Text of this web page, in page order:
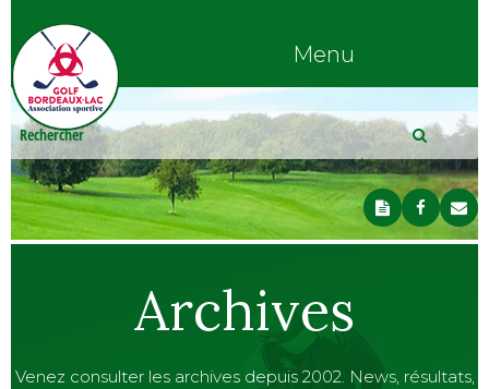
Menu
Archives
Venez consulter les archives depuis 2002. News, résultats,